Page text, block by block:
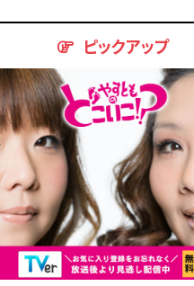
ピックアップ